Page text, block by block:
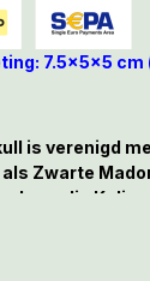
7.5x5x5 cm
is verenigd
Zwarte
Kali,
is!